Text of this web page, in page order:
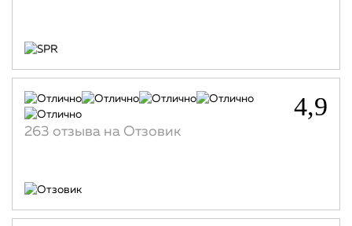
4,9
263 отзыва на Отзовик